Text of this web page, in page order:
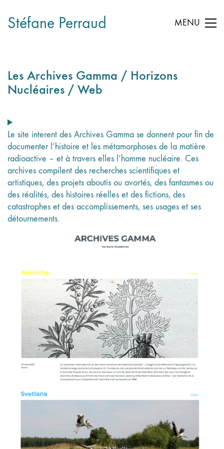
Stéfane Perraud MENU
Les Archives Gamma / Horizons
Nucléaires / Web
Le site interent des Archives Gamma se donnent pour fin de
documenter l’histoire et les métamorphoses de la matière
radioactive – et à travers elles l’homme nucléaire. Ces
archives compilent des recherches scientifiques et
artistiques, des projets aboutis ou avortés, des fantasmes ou
des réalités, des histoires réelles et des fictions, des
catastrophes et des accomplissements, ses usages et ses
détournements.